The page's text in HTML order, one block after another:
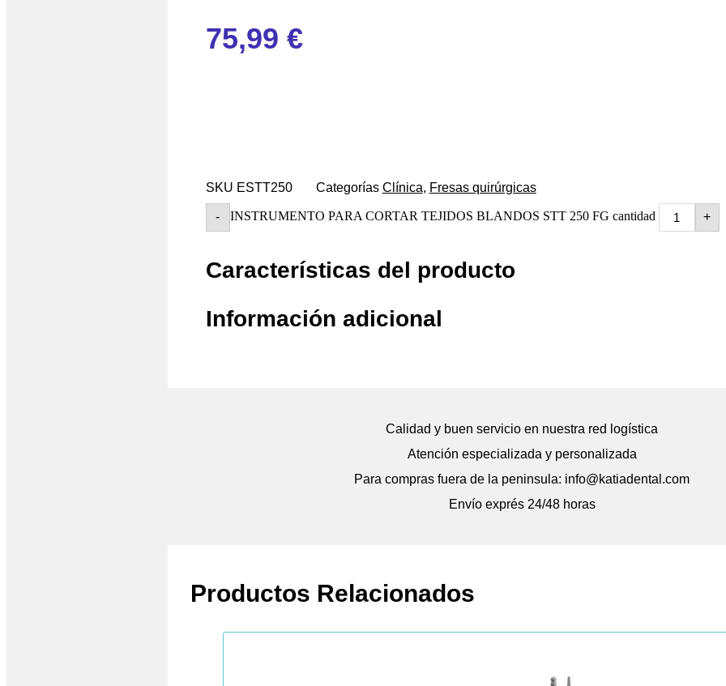
75,99 €
SKU ESTT250 Categorías Clínica, Fresas quirúrgicas
- INSTRUMENTO PARA CORTAR TEJIDOS BLANDOS STT 250 FG cantidad +
Características del producto
Información adicional
Calidad y buen servicio en nuestra red logística
Atención especializada y personalizada
Para compras fuera de la peninsula: info@katiadental.com
Envío exprés 24/48 horas
Productos Relacionados